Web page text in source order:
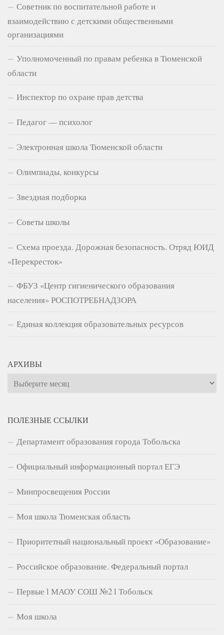
Советник по воспитательной работе и
взаимодействию с детскими общественными
организациями
Уполномоченный по правам ребенка в Тюменской
области
Инспектор по охране прав детства
Педагог — психолог
Электронная школа Тюменской области
Олимпиады, конкурсы
Звездная подборка
Советы школы
Схема проезда. Дорожная безопасность. Отряд ЮИД
«Перекресток»
ФБУЗ «Центр гигиенического образования
населения» РОСПОТРЕБНАДЗОРА
Единая коллекция образовательных ресурсов
АРХИВЫ
Архивы
ПОЛЕЗНЫЕ ССЫЛКИ
Департамент образования города Тобольска
Официальный информационный портал ЕГЭ
Минпросвещения России
Моя школа Тюменская область
Приоритетный национальный проект «Образование»
Российское образование. Федеральный портал
Первые l МАОУ СОШ №2 l Тобольск
Моя школа